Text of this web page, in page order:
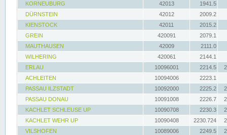
KORNEUBURG
42013
1941.5
DÜRNSTEIN
42012
2009.2
KIENSTOCK
42011
2015.2
GREIN
420091
2079.1
MAUTHAUSEN
42009
2111.0
WILHERING
420061
2144.1
ERLAU
10096001 2214.5
ACHLEITEN
10094006
2223.1
PASSAU ILZSTADT
10092000 2225.2
PASSAU DONAU
10091008 2226.7
KACHLET SCHLEUSE UP
10090708 2230.3
KACHLET WEHR UP
10090408 2230.724
VILSHOFEN
10089006 2249.5